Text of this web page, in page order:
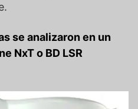
se analizaron en un
NxT o BD LSR